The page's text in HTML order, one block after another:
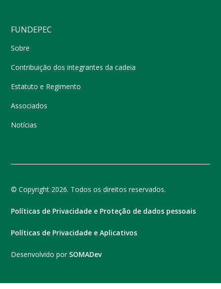
FUNDEPEC
Sobre
Contribuição dos integrantes da cadeia
Estatuto e Regimento
Associados
Notícias
© Copyright 2026. Todos os direitos reservados.
Políticas de Privacidade e Proteção de dados pessoais
Políticas de Privacidade e Aplicativos
Desenvolvido por SOMADev